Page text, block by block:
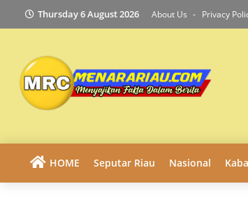
Thursday 6 August 2026 About Us Privacy
HOME Seputar Riau Nasional